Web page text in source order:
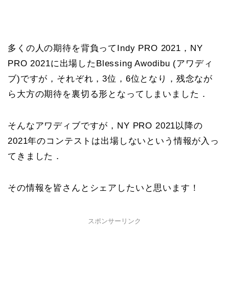
多くの人の期待を背負ってIndy PRO 2021，NY
PRO 2021に出場したBlessing Awodibu (アワディ
ブ)ですが，それぞれ，3位，6位となり，残念なが
ら大方の期待を裏切る形となってしまいました．
そんなアワディブですが，NY PRO 2021以降の
2021年のコンテストは出場しないという情報が入っ
てきました．
その情報を皆さんとシェアしたいと思います！
スポンサーリンク